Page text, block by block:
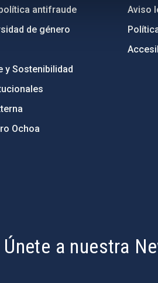
antifraude
de género
y Sostenibilidad
Ochoa
Aviso
Únete a nuestra